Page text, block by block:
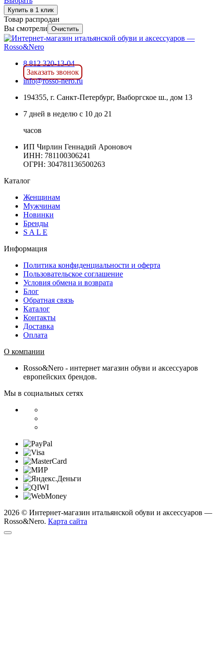
Купить в 1 клик
Товар распродан
Вы смотрели Очистить
8 812 320-13-04
Заказать звонок
info@rosso-nero.ru
194355, г. Санкт-Петербург, Выборгское ш., дом 13
7 дней в неделю с 10 до 21
часов
ИП Чирлин Геннадий Ароновоч
ИНН: 781100306241
ОГРН: 304781136500263
Каталог
Женщинам
Мужчинам
Новинки
Бренды
S A L E
Информация
Политика конфиденциальности и оферта
Пользовательское соглашение
Условия обмена и возврата
Блог
Обратная связь
Каталог
Контакты
Доставка
Оплата
О компании
Rosso&Nero - интернет магазин обуви и аксессуаров
европейских брендов.
Мы в социальных сетях
2026 © Интернет-магазин итальянской обуви и аксессуаров —
Rosso&Nero. Карта сайта